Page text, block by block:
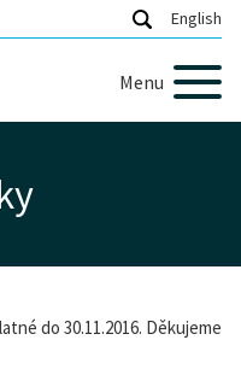
English
Menu
do 30.11.2016. Děkujeme